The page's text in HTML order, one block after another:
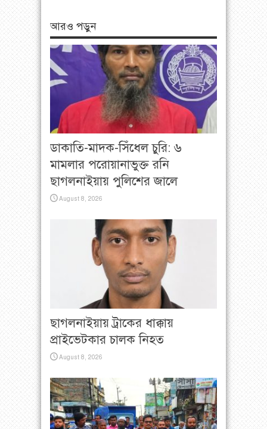
আরও পড়ুন
ডাকাতি-মাদক-সিঁধেল চুরি: ৬
মামলার পরোয়ানাভুক্ত রনি
ছাগলনাইয়ায় পুলিশের জালে
August 8, 2026
ছাগলনাইয়ায় ট্রাকের ধাক্কায়
প্রাইভেটকার চালক নিহত
August 8, 2026